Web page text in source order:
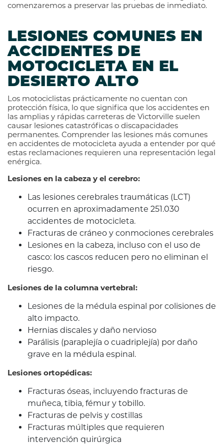
comenzaremos a preservar las pruebas de inmediato.
LESIONES COMUNES EN
ACCIDENTES DE
MOTOCICLETA EN EL
DESIERTO ALTO
Los motociclistas prácticamente no cuentan con
protección física, lo que significa que los accidentes en
las amplias y rápidas carreteras de Victorville suelen
causar lesiones catastróficas o discapacidades
permanentes. Comprender las lesiones más comunes
en accidentes de motocicleta ayuda a entender por qué
estas reclamaciones requieren una representación legal
enérgica.
Lesiones en la cabeza y el cerebro:
Las lesiones cerebrales traumáticas (LCT)
ocurren en aproximadamente 251.030
accidentes de motocicleta.
Fracturas de cráneo y conmociones cerebrales
Lesiones en la cabeza, incluso con el uso de
casco: los cascos reducen pero no eliminan el
riesgo.
Lesiones de la columna vertebral:
Lesiones de la médula espinal por colisiones de
alto impacto.
Hernias discales y daño nervioso
Parálisis (paraplejía o cuadriplejía) por daño
grave en la médula espinal.
Lesiones ortopédicas:
Fracturas óseas, incluyendo fracturas de
muñeca, tibia, fémur y tobillo.
Fracturas de pelvis y costillas
Fracturas múltiples que requieren
intervención quirúrgica